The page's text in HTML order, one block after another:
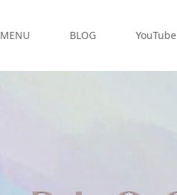
MENU BLOG YouTube